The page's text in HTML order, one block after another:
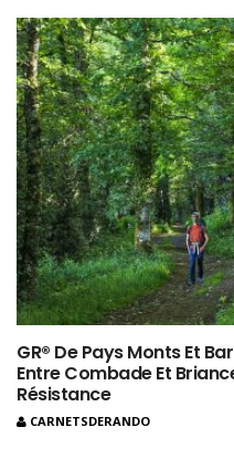
GR® De Pays Monts Et
Entre Combade Et
Résistance
CARNETSDERANDO